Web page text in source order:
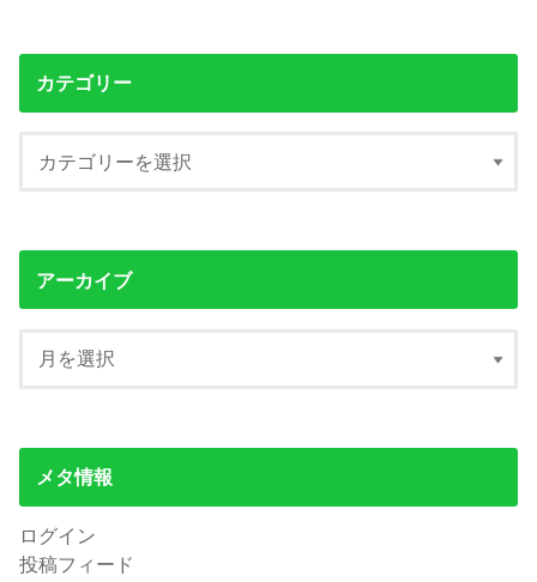
カテゴリー
アーカイブ
メタ情報
ログイン
投稿フィード